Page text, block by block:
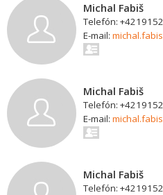
Michal Fabiš
Telefón:
E-mail:
Michal Fabiš
Telefón:
E-mail:
Michal Fabiš
Telefón: